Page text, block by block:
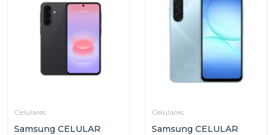
Celulares
Samsung CELULAR
Celulares
Samsung CELULAR